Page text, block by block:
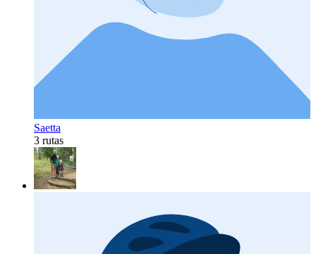
Saetta
3 rutas